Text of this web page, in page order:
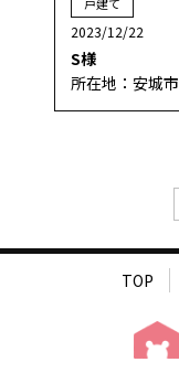
戸建て
2023/12/22
S様
所在地：安城市
TOP